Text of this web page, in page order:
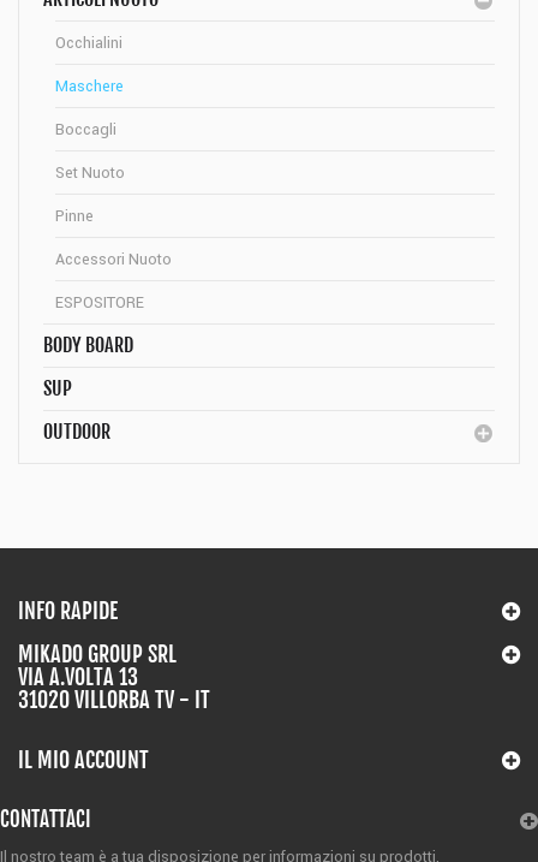
Occhialini
Maschere
Boccagli
Set Nuoto
Pinne
Accessori Nuoto
ESPOSITORE
BODY BOARD
SUP
OUTDOOR
INFO RAPIDE
MIKADO GROUP SRL
VIA A.VOLTA 13
31020 VILLORBA TV - IT
IL MIO ACCOUNT
CONTATTACI
Il nostro team è a tua disposizione per informazioni su prodotti,